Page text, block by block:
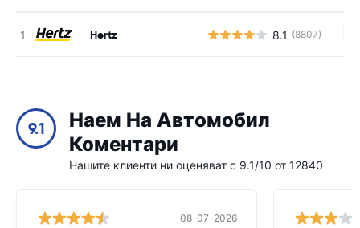
Hertz 8.1 (8807)
9.1
Наем На Автомобил
Коментари
Нашите клиенти ни оценяват с 9.1/10 от 12840
08-07-2026